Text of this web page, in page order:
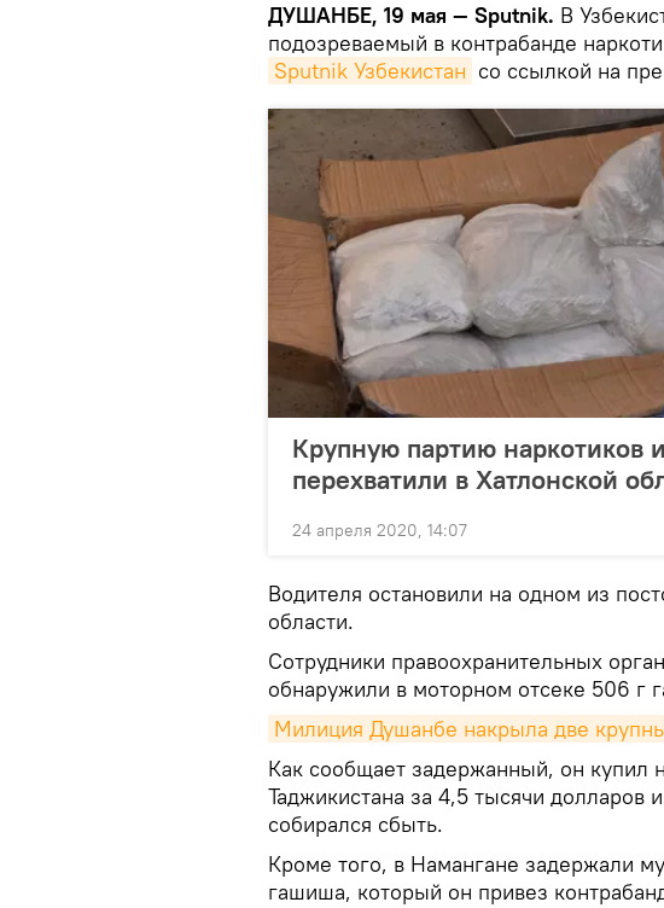
ДУШАНБЕ, 19 мая — Sputnik. В
подозреваемый в контрабанде
Sputnik Узбекистан со ссылкой на
Крупную партию наркотиков
перехватили в Хатлонской
24 апреля 2020, 14:07
Водителя остановили на одном из
области.
Сотрудники правоохранительных
обнаружили в моторном отсеке 506 г
Милиция Душанбе накрыла две
Как сообщает задержанный, он купил
Таджикистана за 4,5 тысячи долларов
собирался сбыть.
Кроме того, в Намангане задержали
гашиша, который он привез